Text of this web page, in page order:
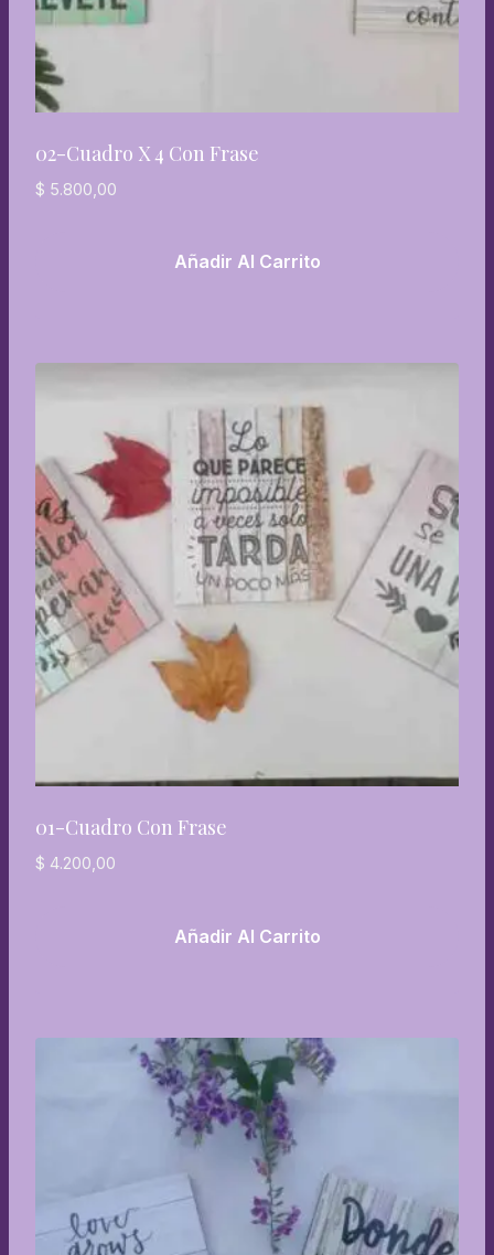
02-Cuadro X 4 Con Frase
$ 5.800,00
Añadir Al Carrito
01-Cuadro Con Frase
$ 4.200,00
Añadir Al Carrito